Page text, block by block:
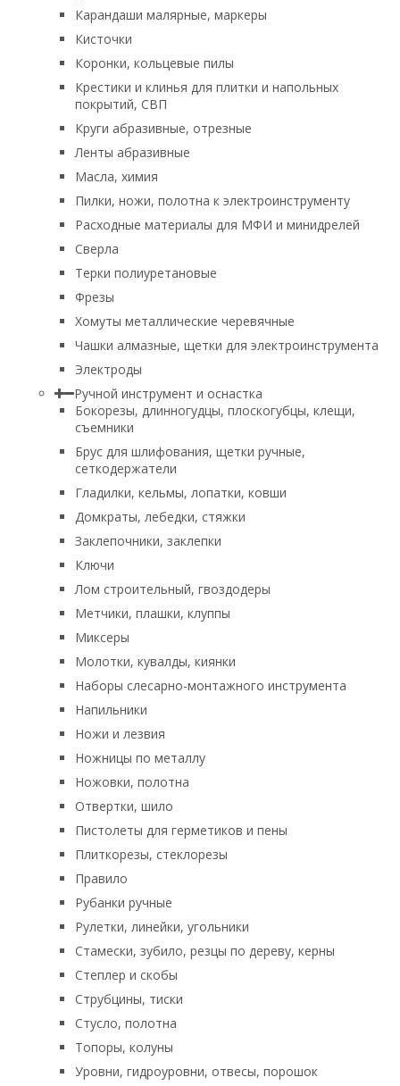
Карандаши малярные, маркеры
Кисточки
Коронки, кольцевые пилы
Крестики и клинья для плитки и напольных
покрытий, СВП
Круги абразивные, отрезные
Ленты абразивные
Масла, химия
Пилки, ножи, полотна к электроинструменту
Расходные материалы для МФИ и минидрелей
Сверла
Терки полиуретановые
Фрезы
Хомуты металлические черевячные
Чашки алмазные, щетки для электроинструмента
Электроды
Ручной инструмент и оснастка
Бокорезы, длинногудцы, плоскогубцы, клещи,
съемники
Брус для шлифования, щетки ручные,
сеткодержатели
Гладилки, кельмы, лопатки, ковши
Домкраты, лебедки, стяжки
Заклепочники, заклепки
Ключи
Лом строительный, гвоздодеры
Метчики, плашки, клуппы
Миксеры
Молотки, кувалды, киянки
Наборы слесарно-монтажного инструмента
Напильники
Ножи и лезвия
Ножницы по металлу
Ножовки, полотна
Отвертки, шило
Пистолеты для герметиков и пены
Плиткорезы, стеклорезы
Правило
Рубанки ручные
Рулетки, линейки, угольники
Стамески, зубило, резцы по дереву, керны
Степлер и скобы
Струбцины, тиски
Стусло, полотна
Топоры, колуны
Уровни, гидроуровни, отвесы, порошок